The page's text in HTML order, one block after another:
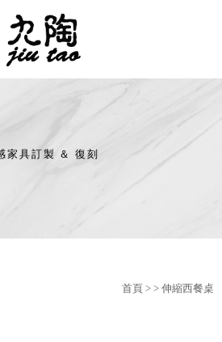
首頁 > > 伸縮西餐桌